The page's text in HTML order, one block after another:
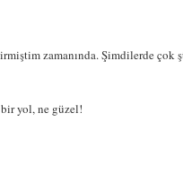
zamanında. Şimdilerde çok
yol, ne güzel!